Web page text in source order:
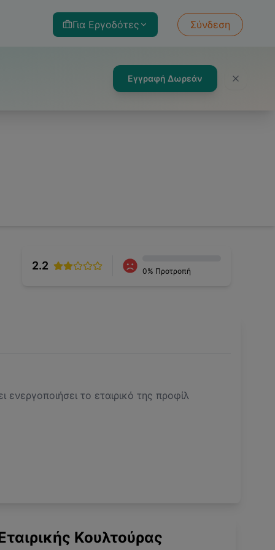
Για Εργοδότες Σύνδεση
Εγγραφή Δωρεάν
2.2 0% Προτροπή
ενεργοποιήσει το εταιρικό της προφίλ
Κουλτούρας